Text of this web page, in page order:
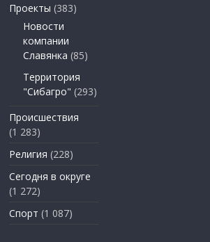
Проекты (383)
Новости
компании
Славянка (85)
Территория
"Сибагро" (293)
Происшествия
(1 283)
Религия (228)
Сегодня в округе
(1 272)
Спорт (1 087)